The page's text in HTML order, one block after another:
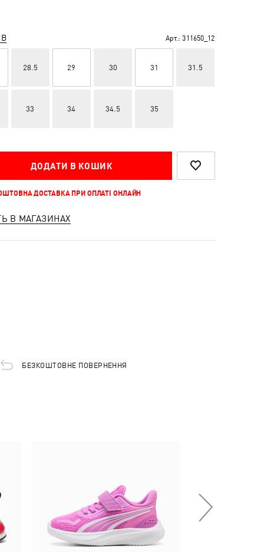
Арт.: 311650_12
28.5 29 30 31 31.5
33 34 34.5 35
ДОДАТИ В КОШИК
ДОСТАВКА ПРИ ОПЛАТІ ОНЛАЙН
В МАГАЗИНАХ
БЕЗКОШТОВНЕ ПОВЕРНЕННЯ